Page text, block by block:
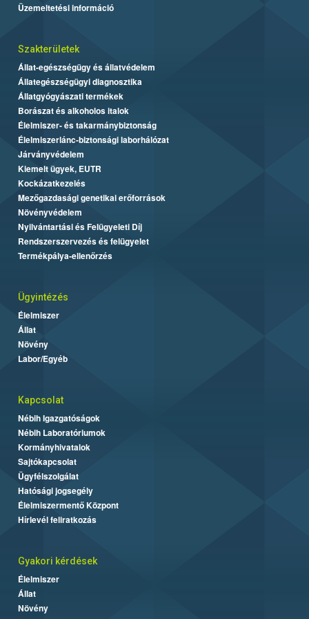
Üzemeltetési információ
Szakterületek
Állat-egészségügy és állatvédelem
Állategészségügyi diagnosztika
Állatgyógyászati termékek
Borászat és alkoholos italok
Élelmiszer- és takarmánybiztonság
Élelmiszerlánc-biztonsági laborhálózat
Járványvédelem
Kiemelt ügyek, EUTR
Kockázatkezelés
Mezőgazdasági genetikai erőforrások
Növényvédelem
Nyilvántartási és Felügyeleti Díj
Rendszerszervezés és felügyelet
Termékpálya-ellenőrzés
Ügyintézés
Élelmiszer
Állat
Növény
Labor/Egyéb
Kapcsolat
Nébih Igazgatóságok
Nébih Laboratóriumok
Kormányhivatalok
Sajtókapcsolat
Ügyfélszolgálat
Hatósági jogsegély
Élelmiszermentő Központ
Hírlevél feliratkozás
Gyakori kérdések
Élelmiszer
Állat
Növény